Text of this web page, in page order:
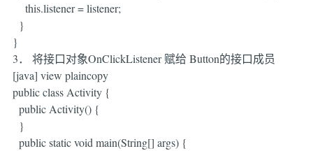
this.listener = listener;
}
}
3． 将接口对象OnClickListener 赋给 Button的接口成员
[java] view plaincopy
public class Activity {
public Activity() {
}
public static void main(String[] args) {